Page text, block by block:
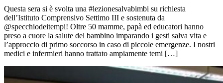
Questa sera si è svolta una #lezionesalvabimbi su richiesta
dell’Istituto Comprensivo Settimo III e sostenuta da
@specchiodeitempi! Oltre 50 mamme, papà ed educatori hanno
preso a cuore la salute del bambino imparando i gesti salva vita e
l’approccio di primo soccorso in caso di piccole emergenze. I nostri
medici e infermieri hanno trattato ampiamente temi […]